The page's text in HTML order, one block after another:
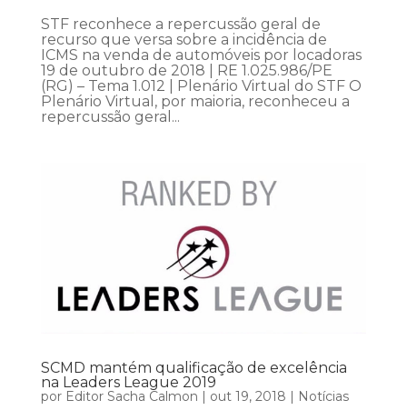
STF reconhece a repercussão geral de
recurso que versa sobre a incidência de
ICMS na venda de automóveis por locadoras
19 de outubro de 2018 | RE 1.025.986/PE
(RG) – Tema 1.012 | Plenário Virtual do STF O
Plenário Virtual, por maioria, reconheceu a
repercussão geral...
SCMD mantém qualificação de excelência
na Leaders League 2019
por Editor Sacha Calmon | out 19, 2018 | Notícias